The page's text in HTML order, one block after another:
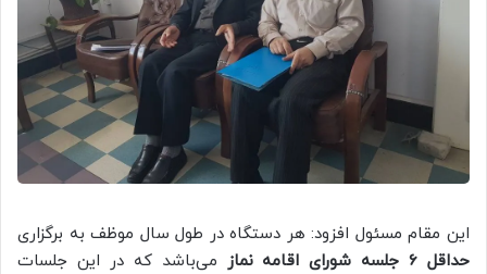
این مقام مسئول افزود: هر دستگاه در طول سال موظف به برگزاری
حداقل 6 جلسه شورای اقامه نماز
می‌باشد که در این جلسات